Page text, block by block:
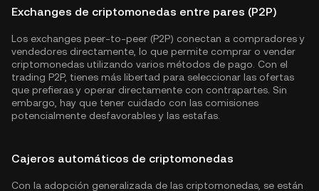
Exchanges de criptomonedas entre pares (P2P)
Los exchanges peer-to-peer (P2P) conectan a compradores y
vendedores directamente, lo que permite comprar o vender
criptomonedas utilizando varios métodos de pago. Con el
trading P2P, tienes más libertad para seleccionar las ofertas
que prefieras y operar directamente con contrapartes. Sin
embargo, hay que tener cuidado con las comisiones
potencialmente desfavorables y las estafas.
Cajeros automáticos de criptomonedas
Con la adopción generalizada de las criptomonedas, se están